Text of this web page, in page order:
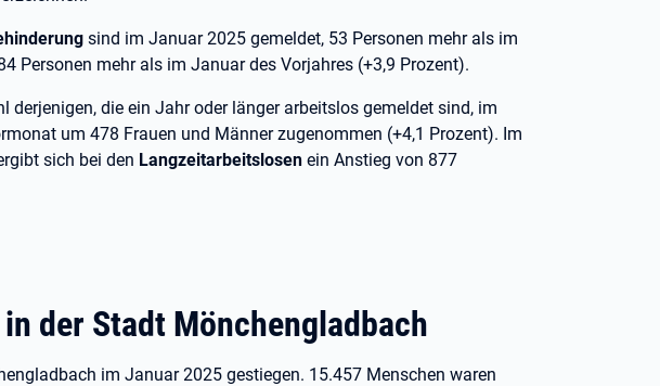
sind im Januar 2025 gemeldet, 53 Personen mehr als im
Personen mehr als im Januar des Vorjahres (+3,9 Prozent).
derjenigen, die ein Jahr oder länger arbeitslos gemeldet sind, im
um 478 Frauen und Männer zugenommen (+4,1 Prozent). Im
sich bei den Langzeitarbeitslosen ein Anstieg von 877
der Stadt Mönchengladbach
im Januar 2025 gestiegen. 15.457 Menschen waren